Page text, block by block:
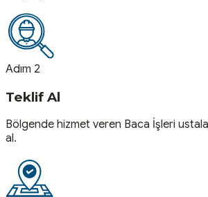
Adım 2
Teklif Al
Bölgende hizmet veren Baca İşleri
al.